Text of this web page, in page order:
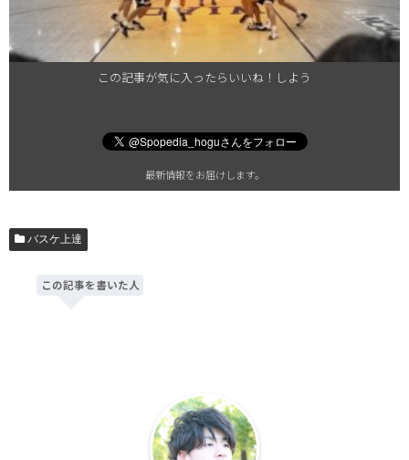
この記事が気に入ったらいいね！しよう
最新情報をお届けします。
バスケ上達
この記事を書いた人